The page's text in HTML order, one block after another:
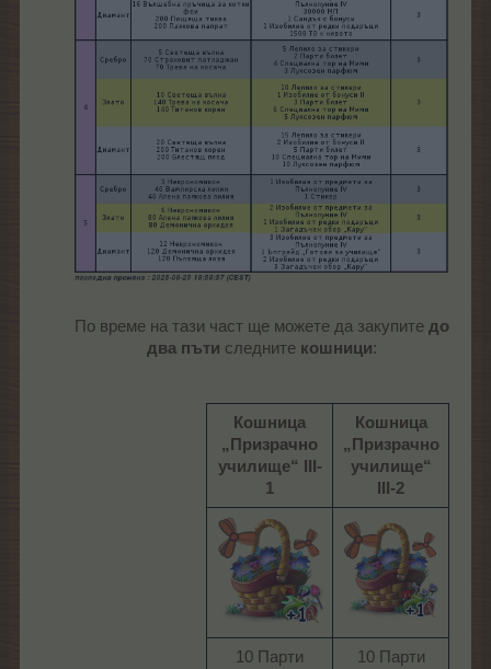
По време на тази част ще можете да закупите до
два пъти следните кошници:
Кошница
„Призрачно
училище“ III-
1
Кошница
„Призрачно
училище“
III-2
10 Парти
10 Парти